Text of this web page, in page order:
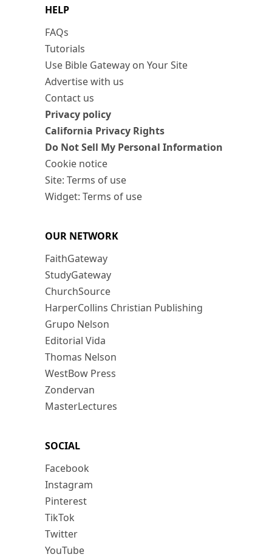
HELP
FAQs
Tutorials
Use Bible Gateway on Your Site
Advertise with us
Contact us
Privacy policy
California Privacy Rights
Do Not Sell My Personal Information
Cookie notice
Site: Terms of use
Widget: Terms of use
OUR NETWORK
FaithGateway
StudyGateway
ChurchSource
HarperCollins Christian Publishing
Grupo Nelson
Editorial Vida
Thomas Nelson
WestBow Press
Zondervan
MasterLectures
SOCIAL
Facebook
Instagram
Pinterest
TikTok
Twitter
YouTube